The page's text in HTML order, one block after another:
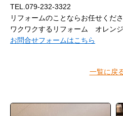
TEL.079-232-3322
リフォームのことならお任せくださ
ワクワクするリフォーム オレン
お問合せフォームはこちら
一覧に戻